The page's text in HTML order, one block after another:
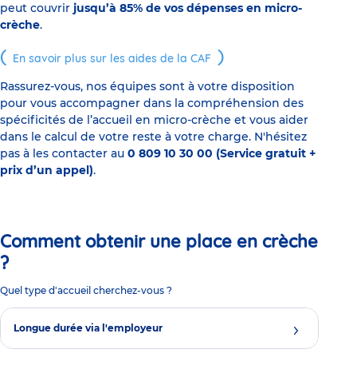
peut couvrir jusqu’à 85% de vos dépenses en micro-
crèche.
En savoir plus sur les aides de la CAF
Rassurez-vous, nos équipes sont à votre disposition
pour vous accompagner dans la compréhension des
spécificités de l’accueil en micro-crèche et vous aider
dans le calcul de votre reste à votre charge. N'hésitez
pas à les contacter au 0 809 10 30 00 (Service gratuit +
prix d’un appel).
Comment obtenir une place en crèche
?
Quel type d'accueil cherchez-vous ?
Longue durée via l'employeur